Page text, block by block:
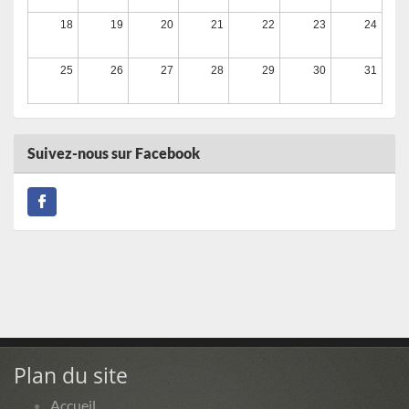
Run in 2 Mure 2026
Du 13/09/2026 au 21/09/2026
Gend’Trail de Barbières 2026
13/09/2026
20/09/2026
29ème Gambade Escalaise
18 19 20 21 22 23 24
25 26 27 28 29 30 31
Suivez-nous sur Facebook
Plan du site
Accueil